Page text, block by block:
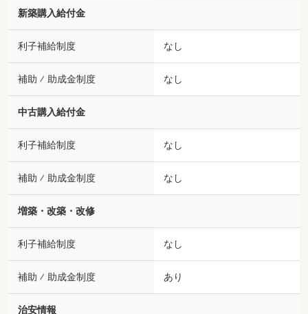
新築購入給付金
利子補給制度 なし
補助 ⁄ 助成金制度 なし
中古購入給付金
利子補給制度 なし
補助 ⁄ 助成金制度 なし
増築・改築・改修
利子補給制度 なし
補助 ⁄ 助成金制度 あり
治安情報